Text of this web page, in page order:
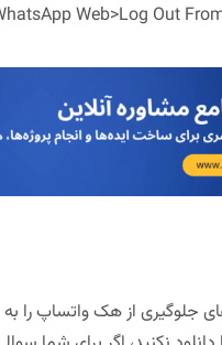
جلوگیری از هک واتساپ را